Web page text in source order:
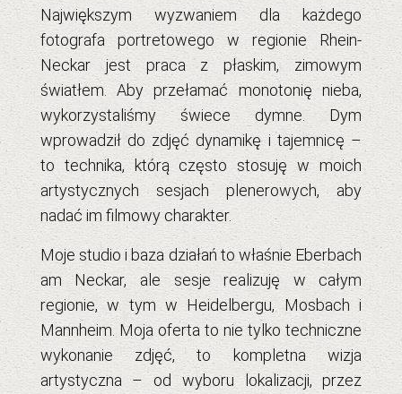
Największym wyzwaniem dla każdego
fotografa portretowego w regionie Rhein-
Neckarjest praca z płaskim, zimowym
światłem. Aby przełamać monotonię nieba,
wykorzystaliśmyświece dymne . Dym
wprowadził do zdjęć dynamikę i tajemnicę –
to technika, którą często stosuję w moich
artystycznych sesjach plenerowych, aby
nadać im filmowy charakter.
Moje studio i baza działań to właśnie Eberbach
am Neckar, ale sesje realizuję w całym
regionie, w tym w Heidelbergu, Mosbach i
Mannheim. Moja oferta to nie tylko techniczne
wykonanie zdjęć, to kompletna wizja
artystyczna – od wyboru lokalizacji, przez